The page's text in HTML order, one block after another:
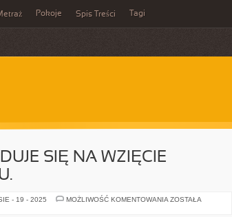
Pokoje Spis Treści Tagi
SIĘ NA WZIĘCIE
- 19 - 2025 MOŻLIWOŚĆ KOMENTOWANIA WIELE
ZOSTAŁA